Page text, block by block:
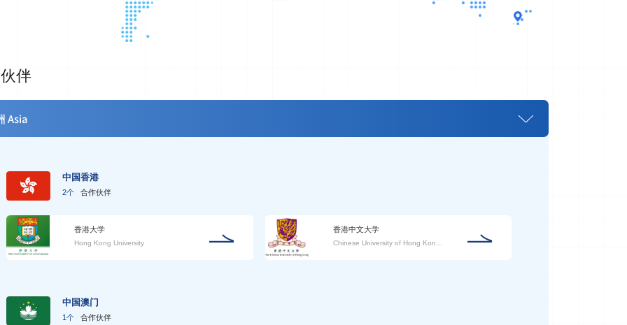
伴
Asia
中国香港
2个 合作伙伴
香港大学
Hong Kong University
香港中文大学
Chinese University of Hong Kon...
中国澳门
1个 合作伙伴